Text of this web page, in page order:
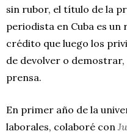
sin rubor, el título de la
periodista en Cuba es
crédito que luego los
de devolver o
prensa.
En primer año de la
laborales, colaboré con